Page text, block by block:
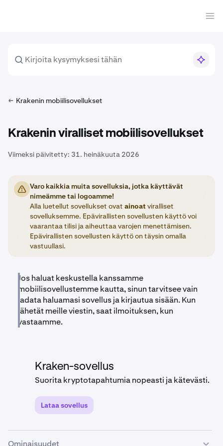
Krakenin mobiilisovellukset
Krakenin viralliset mobiilisovellukset
Viimeksi päivitetty: 31. heinäkuuta 2026
Varo kaikkia muita sovelluksia, jotka käyttävät
nimeämme tai logoamme!
Alla luetellut sovellukset ovat ainoat viralliset
sovelluksemme. Epävirallisten sovellusten käyttö voi
vaarantaa tilisi ja aiheuttaa varojen menettämisen.
Epävirallisten sovellusten käyttö on täysin omalla
vastuullasi.
Jos haluat keskustella kanssamme
mobiilisovellustemme kautta, sinun tarvitsee vain
ladata haluamasi sovellus ja kirjautua sisään. Kun
lähetät meille viestin, saat ilmoituksen, kun
vastaamme.
Kraken-sovellus
Suorita kryptotapahtumia nopeasti ja kätevästi.
Lataa sovellus
Ominaisuudet